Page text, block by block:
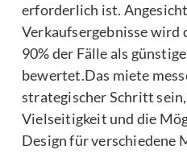
erforderlich ist.
Verkaufsergebnisse
90% der Fälle als
bewertet.Das miete
strategischer Schritt
Vielseitigkeit und die
Design für verschiedene